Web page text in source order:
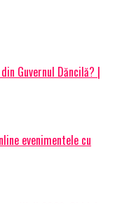
Guvernul Dăncilă? |
evenimentele cu